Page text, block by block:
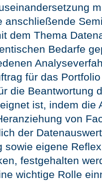
anschließende
dem Thema
Bedarfe
für das
die Beantwortung
ist, indem die
von
der
sowie eigene
festgehalten
wichtige Rolle